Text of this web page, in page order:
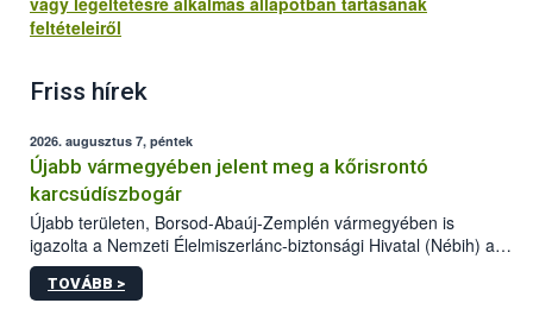
feltételeiről
Friss hírek
2026. augusztus 7, péntek
Újabb vármegyében jelent meg a kőrisrontó
karcsúdíszbogár
Újabb területen, Borsod-Abaúj-Zemplén vármegyében is
igazolta a Nemzeti Élelmiszerlánc-biztonsági Hivatal (Nébih) a
kőrisrontó karcsúdíszbogár (Agrilus planipennis) jelenlétét. A
kártevőt nem csak színcsapdában találták meg, de már fertőzött
TOVÁBB >